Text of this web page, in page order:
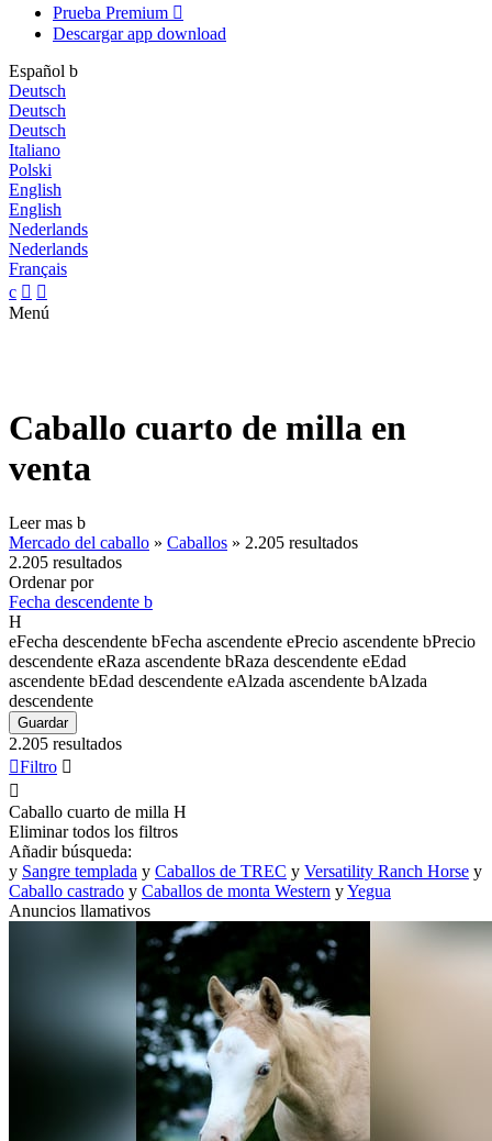
Prueba Premium 
Descargar app download
Español b
Deutsch
Deutsch
Deutsch
Italiano
Polski
English
English
Nederlands
Nederlands
Français
c  
Menú
Caballo cuarto de milla en
venta
Leer mas b
Mercado del caballo » Caballos » 2.205 resultados
2.205 resultados
Ordenar por
Fecha descendente b
H
eFecha descendente bFecha ascendente ePrecio ascendente bPrecio
descendente eRaza ascendente bRaza descendente eEdad
ascendente bEdad descendente eAlzada ascendente bAlzada
descendente
Guardar
2.205 resultados
Filtro 

Caballo cuarto de milla H
Eliminar todos los filtros
Añadir búsqueda:
y Sangre templada y Caballos de TREC y Versatility Ranch Horse y
Caballo castrado y Caballos de monta Western yYegua
Anuncios llamativos